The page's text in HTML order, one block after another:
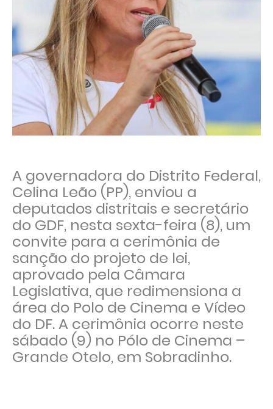
A governadora do Distrito Federal,
Celina Leão (PP), enviou a
deputados distritais e secretário
do GDF, nesta sexta-feira (8), um
convite para a cerimônia de
sanção do projeto de lei,
aprovado pela Câmara
Legislativa, que redimensiona a
área do Polo de Cinema e Vídeo
do DF. A cerimônia ocorre neste
sábado (9) no Pólo de Cinema –
Grande Otelo, em Sobradinho.